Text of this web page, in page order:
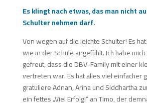
Es klingt nach etwas, das man nicht
Schulter nehmen darf.
Von wegen auf die leichte Schulter! Es
wie in der Schule angefühlt. Ich habe
gefreut, dass die DBV-Family mit einer
vertreten war. Es hat alles viel einfacher
gratuliere Adnan, Arina und Siddhartha
ein fettes „Viel Erfolg!“ an Timo, der